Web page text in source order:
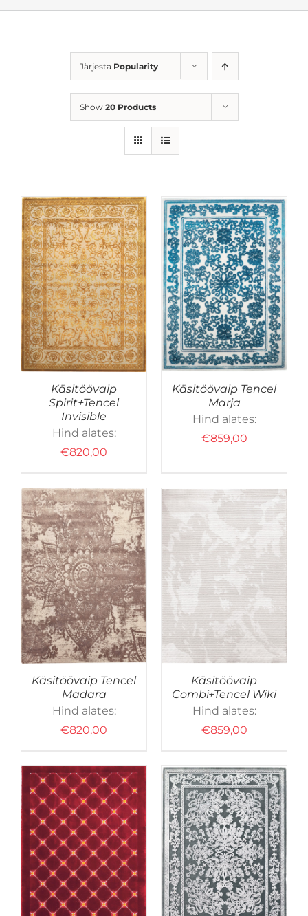
Järjesta Popularity
Show 20 Products
Käsitöövaip
Spirit+Tencel
Invisible
Hind alates:
€820,00
VALI SELLEL
TOOTEL
ON
MITU
VARIANTI.
VALIKUID
SAAB
TOOTELEHEL.
/ DETAILID
Käsitöövaip Tencel
Marja
Hind alates:
€859,00
Käsitöövaip Tencel
Madara
Hind alates:
€820,00
VALI SELLEL
TOOTEL
ON
MITU
VARIANTI.
VALIKUID
SAAB
TOOTELEHEL.
/ DETAILID
Käsitöövaip
Combi+Tencel Wiki
Hind alates:
€859,00
VALI SELLEL
TOOTEL
ON
MITU
VARIANTI.
/ DETAILID